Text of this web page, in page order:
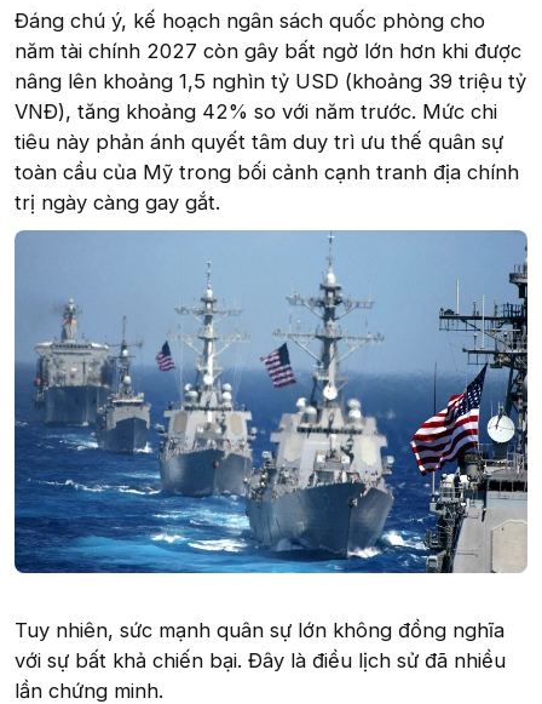
Đáng chú ý, kế hoạch ngân sách quốc phòng cho
năm tài chính 2027 còn gây bất ngờ lớn hơn khi được
nâng lên khoảng 1,5 nghìn tỷ USD (khoảng 39 triệu tỷ
VNĐ), tăng khoảng 42% so với năm trước. Mức chi
tiêu này phản ánh quyết tâm duy trì ưu thế quân sự
toàn cầu của Mỹ trong bối cảnh cạnh tranh địa chính
trị ngày càng gay gắt.
Tuy nhiên, sức mạnh quân sự lớn không đồng nghĩa
với sự bất khả chiến bại. Đây là điều lịch sử đã nhiều
lần chứng minh.